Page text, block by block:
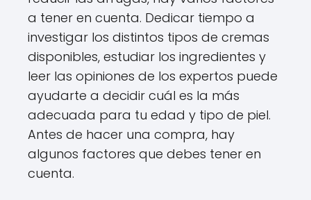
a tener en cuenta. Dedicar tiempo a
investigar los distintos tipos de cremas
disponibles, estudiar los ingredientes y
leer las opiniones de los expertos puede
ayudarte a decidir cuál es la más
adecuada para tu edad y tipo de piel.
Antes de hacer una compra, hay
algunos factores que debes tener en
cuenta.